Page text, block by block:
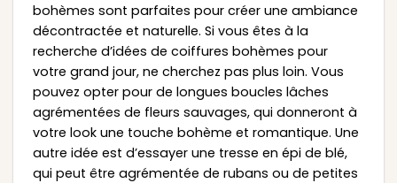
bohèmes sont parfaites pour créer une ambiance
décontractée et naturelle. Si vous êtes à la
recherche d’idées de coiffures bohèmes pour
votre grand jour, ne cherchez pas plus loin. Vous
pouvez opter pour de longues boucles lâches
agrémentées de fleurs sauvages, qui donneront à
votre look une touche bohème et romantique. Une
autre idée est d’essayer une tresse en épi de blé,
qui peut être agrémentée de rubans ou de petites